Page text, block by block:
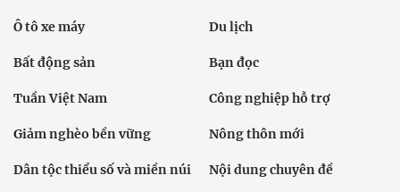
Ô tô xe máy Du lịch
Bất động sản Bạn đọc
Tuần Việt Nam Công nghiệp hỗ trợ
Giảm nghèo bền vững Nông thôn mới
Dân tộc thiểu số và miền núi Nội dung chuyên đề